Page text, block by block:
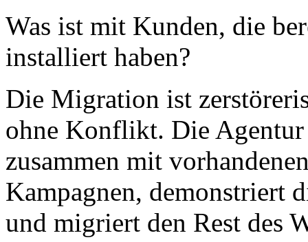
Was ist mit Kunden, die
installiert haben?
Die Migration ist
ohne Konflikt. Die
zusammen mit
Kampagnen, demonstriert
und migriert den Rest des